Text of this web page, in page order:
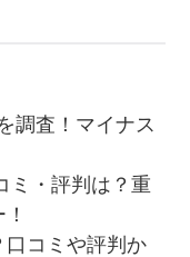
調査！マイナス
ミ・評判は？重
口コミや評判か